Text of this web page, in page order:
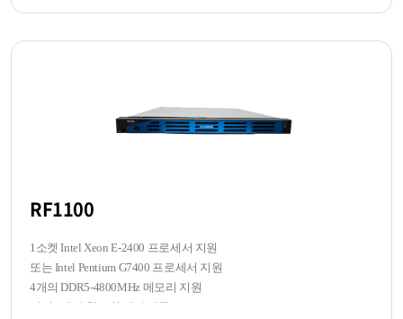
RF1100
1소켓 Intel Xeon E-2400 프로세서 지원
또는 Intel Pentium G7400 프로세서 지원
4개의 DDR5-4800MHz 메모리 지원
전면 4개의 핫스왑 베이 제공